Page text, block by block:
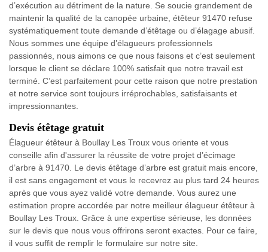
d’exécution au détriment de la nature. Se soucie grandement de
maintenir la qualité de la canopée urbaine, étêteur 91470 refuse
systématiquement toute demande d’étêtage ou d’élagage abusif.
Nous sommes une équipe d’élagueurs professionnels
passionnés, nous aimons ce que nous faisons et c’est seulement
lorsque le client se déclare 100% satisfait que notre travail est
terminé. C’est parfaitement pour cette raison que notre prestation
et notre service sont toujours irréprochables, satisfaisants et
impressionnantes.
Devis étêtage gratuit
Élagueur étêteur à Boullay Les Troux vous oriente et vous
conseille afin d'assurer la réussite de votre projet d’écimage
d’arbre à 91470. Le devis étêtage d’arbre est gratuit mais encore,
il est sans engagement et vous le recevrez au plus tard 24 heures
après que vous ayez validé votre demande. Vous aurez une
estimation propre accordée par notre meilleur élagueur étêteur à
Boullay Les Troux. Grâce à une expertise sérieuse, les données
sur le devis que nous vous offrirons seront exactes. Pour ce faire,
il vous suffit de remplir le formulaire sur notre site.